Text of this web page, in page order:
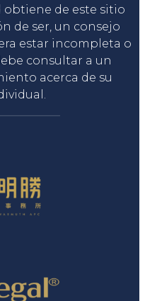
de este sitio
de ser, un consejo
estar incompleta o
consultar a un
acerca de su